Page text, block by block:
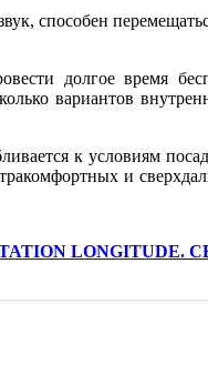
способен
долгое время
вариантов
к условиям
и
LONGITUDE.